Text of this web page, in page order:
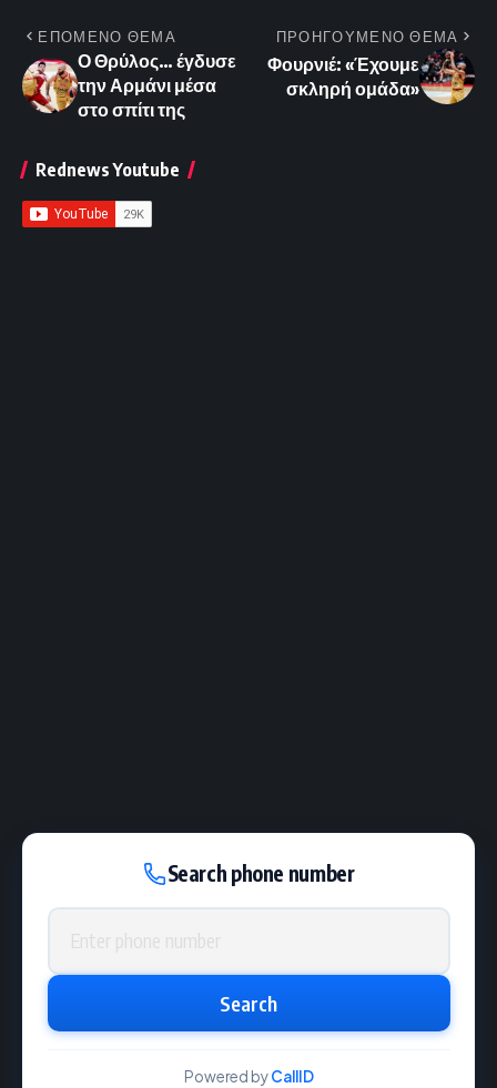
ΕΠΟΜΕΝΟ ΘΕΜΑ
Ο Θρύλος… έγδυσε
την Αρμάνι μέσα
στο σπίτι της
ΠΡΟΗΓΟΥΜΕΝΟ ΘΕΜΑ
Φουρνιέ: «Έχουμε
σκληρή ομάδα»
Rednews Youtube
Search phone number
Phone number
Search
Powered byCallID